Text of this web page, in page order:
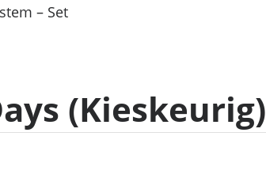
– Set
(Kieskeurig)